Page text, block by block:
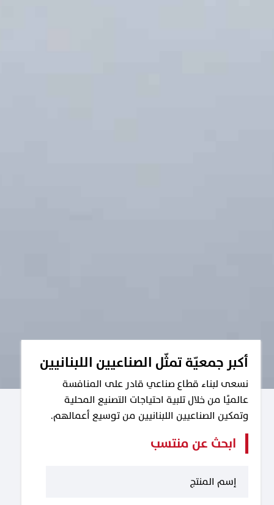
أكبر جمعيّة تمثّل الصناعيين اللبنانيين
نسعى لبناء قطاع صناعي قادر على المنافسة
عالميًا من خلال تلبية احتياجات التصنيع المحلية
وتمكين الصناعيين اللبنانيين من توسيع أعمالهم.
ابحث عن منتسب